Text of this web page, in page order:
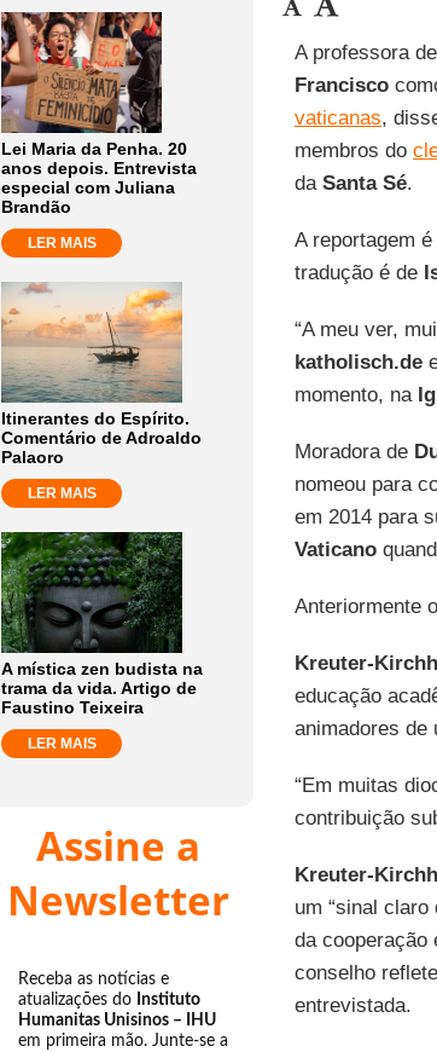
Lei Maria da Penha. 20
anos depois. Entrevista
especial com Juliana
Brandão
LER MAIS
Itinerantes do Espírito.
Comentário de Adroaldo
Palaoro
LER MAIS
A mística zen budista na
trama da vida. Artigo de
Faustino Teixeira
LER MAIS
Assine a
Newsletter
Receba as notícias e
atualizações do Instituto
Humanitas Unisinos – IHU
em primeira mão. Junte-se a
A professora
Francisco
vaticanas,
membros do
da Santa Sé.
A reportagem
tradução é de
“A meu ver,
katholisch.de
momento, na
Moradora de
nomeou para
em 2014 para
Vaticano
Anteriormente
Kreuter-
educação
animadores de
“Em muitas
contribuição
Kreuter-
um “sinal
da cooperação
conselho
entrevistada.